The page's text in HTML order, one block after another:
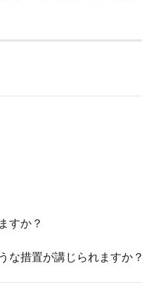
すか？
な措置が講じられますか？